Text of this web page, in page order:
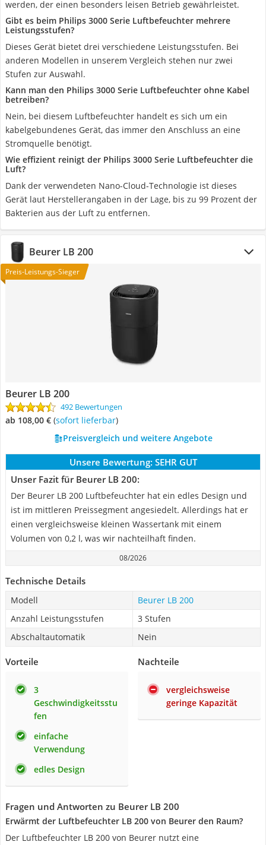
werden, der einen besonders leisen Betrieb gewährleistet.
Gibt es beim Philips 3000 Serie Luftbefeuchter mehrere
Leistungsstufen?
Dieses Gerät bietet drei verschiedene Leistungsstufen. Bei
anderen Modellen in unserem Vergleich stehen nur zwei
Stufen zur Auswahl.
Kann man den Philips 3000 Serie Luftbefeuchter ohne Kabel
betreiben?
Nein, bei diesem Luftbefeuchter handelt es sich um ein
kabelgebundenes Gerät, das immer den Anschluss an eine
Stromquelle benötigt.
Wie effizient reinigt der Philips 3000 Serie Luftbefeuchter die
Luft?
Dank der verwendeten Nano-Cloud-Technologie ist dieses
Gerät laut Herstellerangaben in der Lage, bis zu 99 Prozent der
Bakterien aus der Luft zu entfernen.
Beurer LB 200
Preis-Leistungs-Sieger
Beurer LB 200
492 Bewertungen
ab 108,00 € ( Sofort lieferbar)
Preisvergleich und weitere Angebote
Unsere Bewertung: SEHR GUT
Unser Fazit für Beurer LB 200:
Der Beurer LB 200 Luftbefeuchter hat ein edles Design und
ist im mittleren Preissegment angesiedelt. Allerdings hat er
einen vergleichsweise kleinen Wassertank mit einem
Volumen von 0,2 l, was wir nachteilhaft finden.
08/2026
Technische Details
Modell
Beurer LB 200
Anzahl Leistungsstufen
3 Stufen
Abschaltautomatik
Nein
Vorteile
3
Geschwindigkeitsstu
fen
einfache
Verwendung
edles Design
Nachteile
vergleichsweise
geringe Kapazität
Fragen und Antworten zu Beurer LB 200
Erwärmt der Luftbefeuchter LB 200 von Beurer den Raum?
Der Luftbefeuchter LB 200 von Beurer nutzt eine